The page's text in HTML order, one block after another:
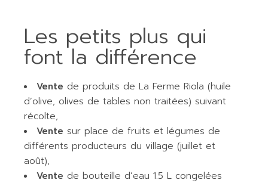
Les petits plus qui
font la différence
Vente de produits de La Ferme Riola (huile
d’olive, olives de tables non traitées) suivant
récolte,
Vente sur place de fruits et légumes de
différents producteurs du village (juillet et
août),
Vente de bouteille d’eau 1.5 L congelées